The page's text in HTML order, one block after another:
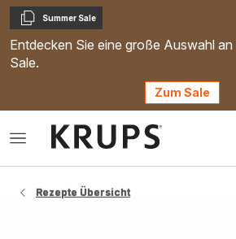
Kopieren
Summer Sale
Entdecken Sie eine große Auswahl
Sale.
Zum Sale
Das
Rezepte Übersicht